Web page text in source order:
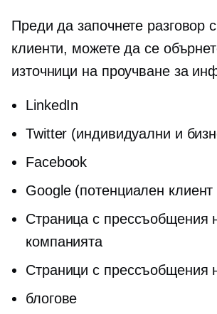
Преди да започнете разговор
клиенти, можете да се
източници на проучване за
LinkedIn
Twitter (индивидуални и
Facebook
Google (потенциален
Страница с прессъобщения
компанията
Страници с прессъобщения
блогове